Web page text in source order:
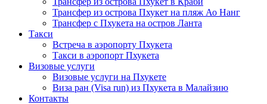
Трансфер из острова Пхукет на пляж Ао Нанг
Трансфер с Пхукета на остров Ланта
Такси
Встреча в аэропорту Пхукета
Такси в аэропорт Пхукета
Визовые услуги
Визовые услуги на Пхукете
Виза ран (Visa run) из Пхукета в Малайзию
Контакты